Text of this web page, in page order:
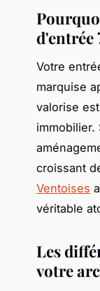
d'entrée
Votre
marquise
valorise
immobilier.
croissant
Ventoises
véritable
Les
votre